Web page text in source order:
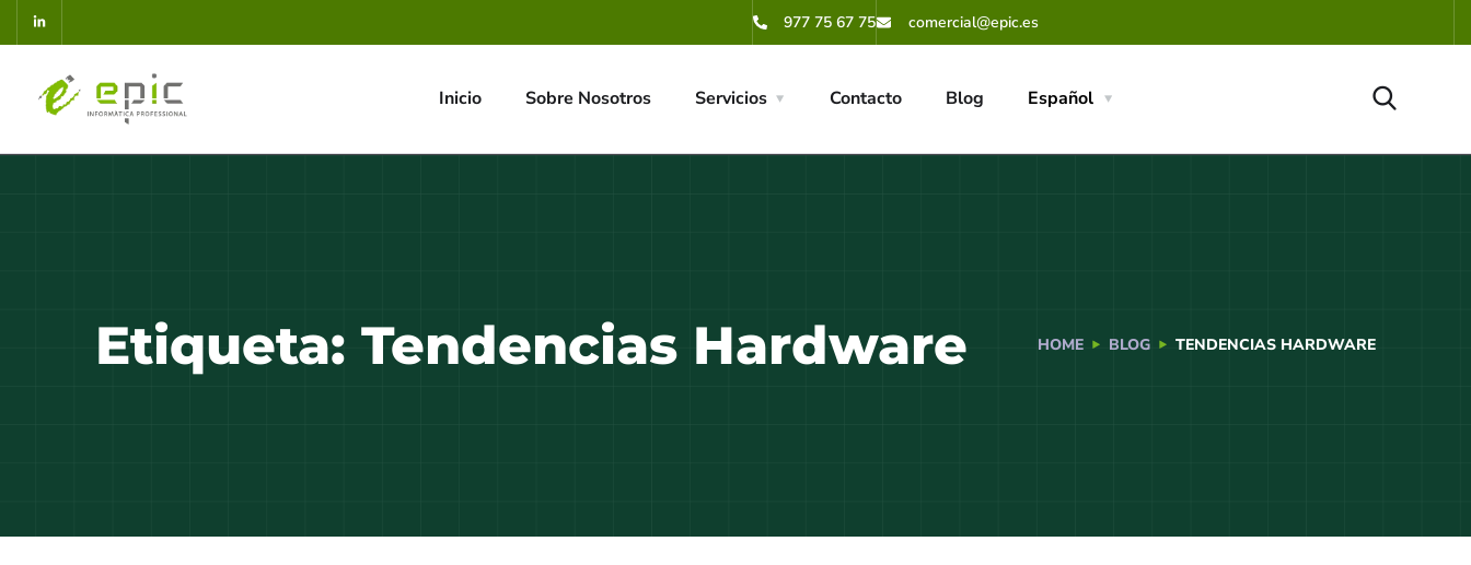
977 75 67 75 comercial@epic.es
Inicio Sobre Nosotros Servicios Contacto Blog Español
Etiqueta: Tendencias Hardware HOME BLOG TENDENCIAS HARDWARE